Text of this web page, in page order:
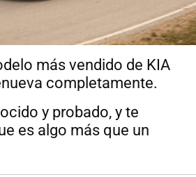
más vendido de KIA
completamente.
y probado, y te
es algo más que un